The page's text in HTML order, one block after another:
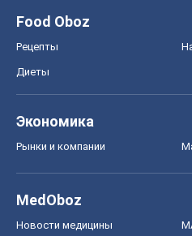
Food Oboz
Рецепты
Диеты
Экономика
Рынки и компании
MedOboz
Новости медицины